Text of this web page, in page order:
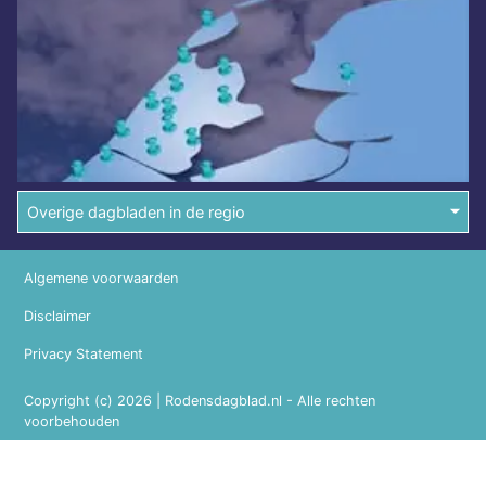
Overige dagbladen in de regio
Copyright (c) 2026 | Rodensdagblad.nl - Alle rechten
voorbehouden
Algemene voorwaarden
Disclaimer
Privacy Statement